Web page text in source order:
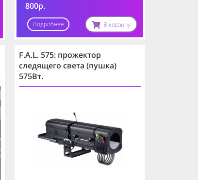
800р.
Подробнее В корзину
F.A.L. 575: прожектор
следящего света (пушка)
575Вт.